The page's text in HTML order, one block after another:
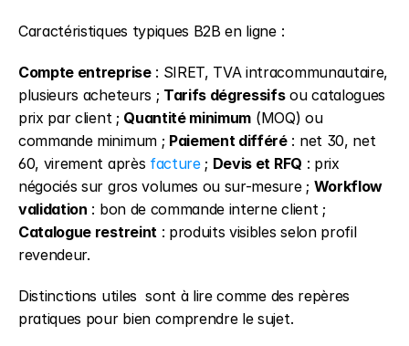
Caractéristiques typiques B2B en ligne :
Compte entreprise : SIRET, TVA intracommunautaire,
plusieurs acheteurs ; Tarifs dégressifs ou catalogues
prix par client ; Quantité minimum (MOQ) ou
commande minimum ; Paiement différé : net 30, net
60, virement après facture ; Devis et RFQ : prix
négociés sur gros volumes ou sur-mesure ; Workflow
validation
Catalogue restreint : produits visibles selon profil
revendeur.
Distinctions utiles  sont à lire comme des repères
pratiques pour bien comprendre le sujet.